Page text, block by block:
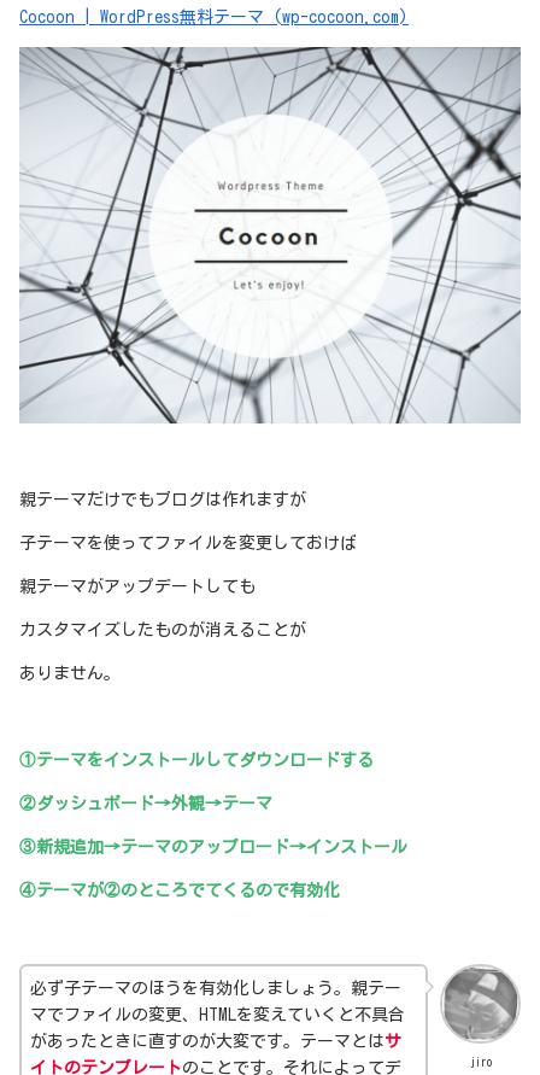
Cocoon | WordPress無料テーマ (wp-cocoon.com)
親テーマだけでもブログは作れますが
子テーマを使ってファイルを変更しておけば
親テーマがアップデートしても
カスタマイズしたものが消えることが
ありません。
①テーマをインストールしてダウンロードする
②ダッシュボード→外観→テーマ
③新規追加→テーマのアップロード→インストール
④テーマが②のところでてくるので有効化
jiro
必ず子テーマのほうを有効化しましょう。親テー
マでファイルの変更、HTMLを変えていくと不具合
があったときに直すのが大変です。テーマとはサ
イトのテンプレートのことです。それによってデ